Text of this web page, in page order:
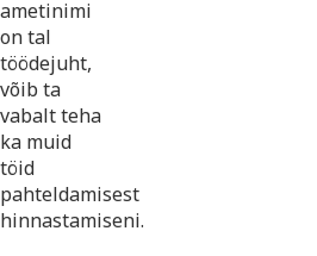
ametinimi
on tal
töödejuht,
võib ta
vabalt teha
ka muid
töid
pahteldamisest
hinnastamiseni.